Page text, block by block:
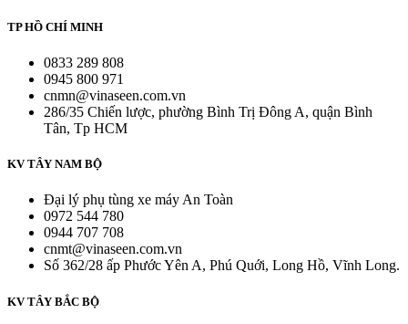
TP HỒ CHÍ MINH
0833 289 808
0945 800 971
cnmn@vinaseen.com.vn
286/35 Chiến lược, phường Bình Trị Đông A, quận Bình
Tân, Tp HCM
KV TÂY NAM BỘ
Đại lý phụ tùng xe máy An Toàn
0972 544 780
0944 707 708
cnmt@vinaseen.com.vn
Số 362/28 ấp Phước Yên A, Phú Quới, Long Hồ, Vĩnh Long.
KV TÂY BẮC BỘ